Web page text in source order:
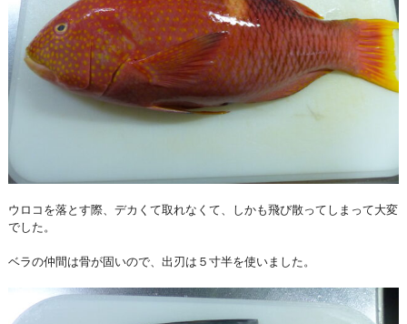
ウロコを落とす際、デカくて取れなくて、しかも飛び散ってしまって大変
でした。
ベラの仲間は骨が固いので、出刃は５寸半を使いました。